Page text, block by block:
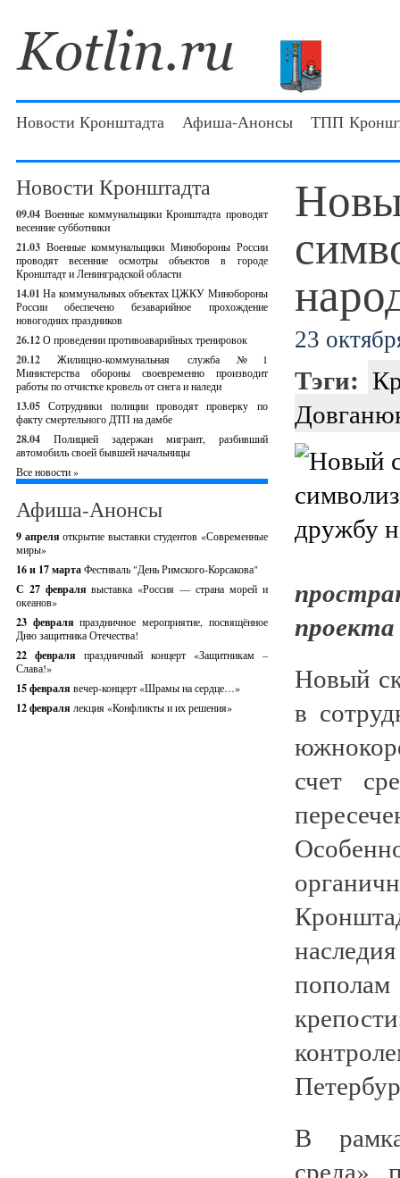
Новости Кронштадта Афиша-Анонсы ТПП
Новости Кронштадта
09.04 Военные коммунальщики Кронштадта проводят
весенние субботники
21.03 Военные коммунальщики Минобороны России
проводят весенние осмотры объектов в городе
Кронштадт и Ленинградской области
14.01 На коммунальных объектах ЦЖКУ Минобороны
России обеспечено безаварийное прохождение
новогодних праздников
26.12О проведении противоаварийных тренировок
20.12
Жилищно-коммунальная служба №1
Министерства обороны своевременно производит
работы по отчистке кровель от снега и наледи
13.05 Сотрудники полиции проводят проверку по
факту смертельного ДТП на дамбе
28.04
Полицией задержан мигрант, разбивший
автомобиль своей бывшей начальницы
Все новости »
Афиша-Анонсы
9 апреляоткрытие выставки студентов «Современные
миры»
16 и 17 мартаФестиваль "День Римского-Корсакова"
С 27 февралявыставка «Россия — страна морей и
океанов»
23 февраляпраздничное мероприятие, посвящённое
Дню защитника Отечества!
22 февраля праздничный концерт «Защитникам –
Слава!»
15 февраля вечер-концерт «Шрамы на сердце…»
12 февраля лекция «Конфликты и их решения»
23
Тэги:
проекта
Новый
в
счет
В
среда»,